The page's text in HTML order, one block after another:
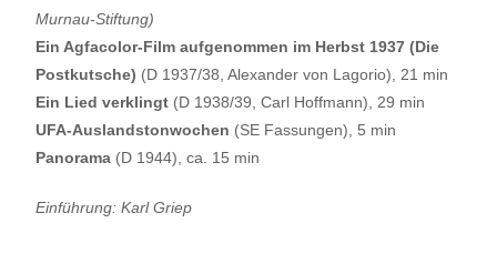
Murnau-Stiftung)
Ein Agfacolor-Film aufgenommen im Herbst 1937 (Die
Postkutsche) (D 1937/38, Alexander von Lagorio), 21 min
Ein Lied verklingt (D 1938/39, Carl Hoffmann), 29 min
UFA-Auslandstonwochen (SE Fassungen), 5 min
Panorama (D 1944), ca. 15 min
Einführung: Karl Griep